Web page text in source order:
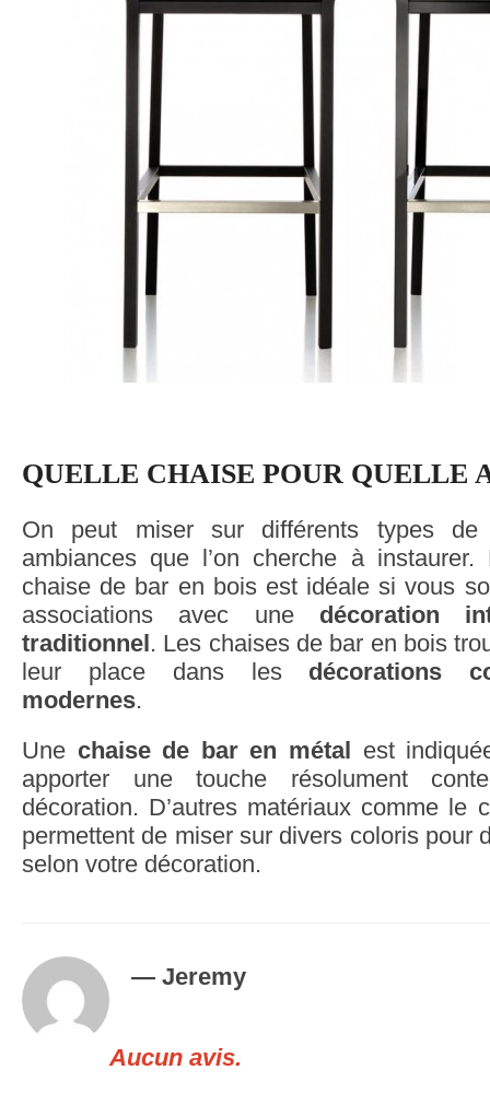
QUELLE CHAISE POUR QUELLE
On peut miser sur différents types de
ambiances que l’on cherche à
chaise de bar en bois est idéale si vous
associations avec une décoration
traditionnel. Les chaises de bar en bois
leur place dans les décorations
modernes.
Une chaise de bar en métal est
apporter une touche résolument
décoration. D’autres matériaux comme le
permettent de miser sur divers coloris pour
selon votre décoration.
— Jeremy
Aucun avis.